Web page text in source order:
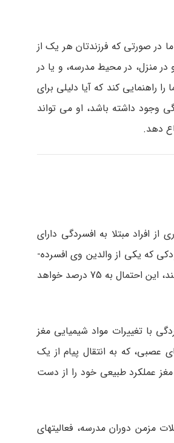
در صورتی که فرزندتان هر یک از
منزل، در محیط مدرسه، و یا در
کند که آیا دلیلی برای
وجود داشته باشد، او می­ تواند
دهد.
افراد مبتلا به افسردگی دارای
سابقه­ ی خانوادگی افسردگی یا سایر اختلالات روانی می­باشند. به عنوان مثال احتمال ابتلا به افسردگی در مورد کودکی که یکی از والدین وی افسرده­
اند، در حدود 25 درصد می­باشد. در صورتی که هر دوی والدین کودک مشکلاتی در ارتباط با این بیماری داشته باشند، این احتمال به 75 درصد خواهد
با تغییرات مواد شیمیایی مغز
عصبی، که به انتقال پیام از یک
عملکرد طبیعی خود را از دست
مزمن دوران مدرسه، فعالیتهای